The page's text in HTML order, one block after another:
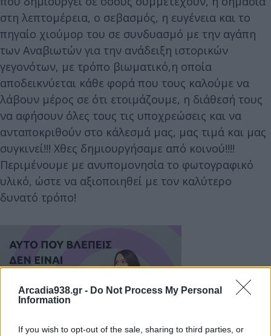
Arcadia938.gr - Do Not Process My Personal
Information
If you wish to opt-out of the sale, sharing to third parties, or
στη λεπτομέρεια, ο σεβασμός, η ευγένεια και το
πηγαίο χιούμορ του σε συνδυασμό με την αγάπη
των Αναβιωτών για την ανάδειξη ιστορικών
γεγονότων, με τρόπο βιωματικό,η οποία
αποδεικνύεται κάθε φορά που τους καλούμε να
λάβουν μέρος σε ότι ετοιμάζουμε, η διάθεσή τους
να αφήσουν όλες τους τις υποχρεώσεις και να
ανταποκριθούν στο κάλεσμά μας, μας τιμά και μας
συγκινεί!!! Χθες δημιουργήσαμε από κοινού!!!!
Περιμένουμε με ανυπομονησία το φωτογραφικό
υλικό, ώστε να αξιοποιηθεί με τον καλύτερο
δυνατό τρόπο!